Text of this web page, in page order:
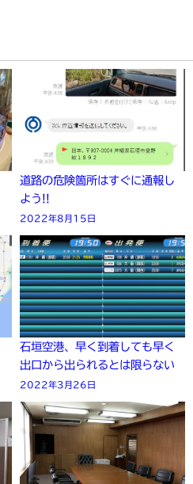
道路の危険箇所はすぐに通報し
よう!!
2022年8月15日
石垣空港、早く到着しても早く
出口から出られるとは限らない
2022年3月26日